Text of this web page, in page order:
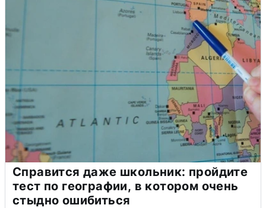
Справится даже школьник: пройдите
тест по географии, в котором очень
стыдно ошибиться